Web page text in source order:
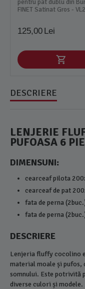
pentru pat dublu din
FINET Satinat Gros -
125,00 Lei
DESCRIERE
LENJERIE
PUFOASA 6
DIMENSUNI:
cearceaf pilota
cearceaf de pat
fata de perna
fata de perna
DESCRIERE
Lenjeria fluffy cocolino
material moale și
somnului. Este potrivită
diverse culori și